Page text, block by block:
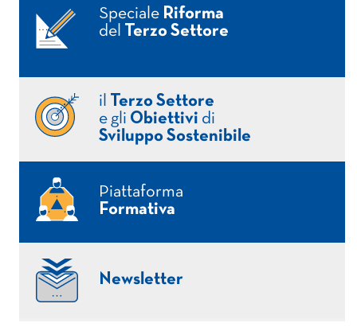
Speciale Riforma
del
Terzo Settore
il
Terzo Settore
e gli Obiettivi di
Sviluppo Sostenibile
Piattaforma
Formativa
Newsletter